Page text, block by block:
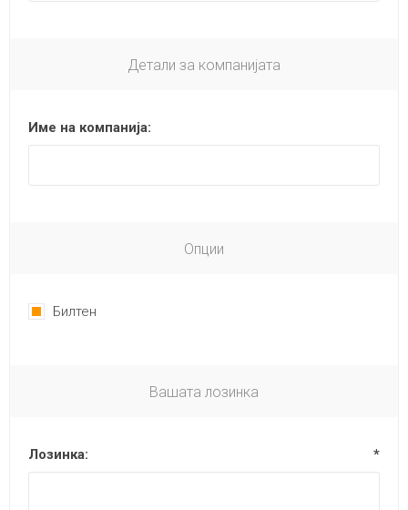
Детали за компанијата
Име на компанија:
Опции
Билтен
Вашата лозинка
Лозинка: *